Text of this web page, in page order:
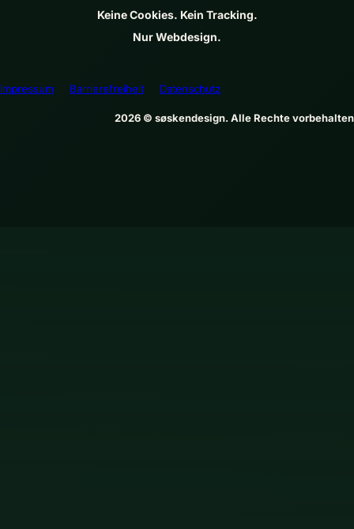
Keine Cookies. Kein Tracking.
Nur Webdesign.
Impressum Barrierefreiheit Datenschutz
2026 © søskendesign. Alle Rechte vorbehalten